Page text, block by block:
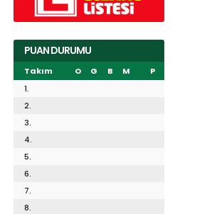
PUAN DURUMU
Takım O G B M
P
1.
2.
3.
4.
5.
6.
7.
8.